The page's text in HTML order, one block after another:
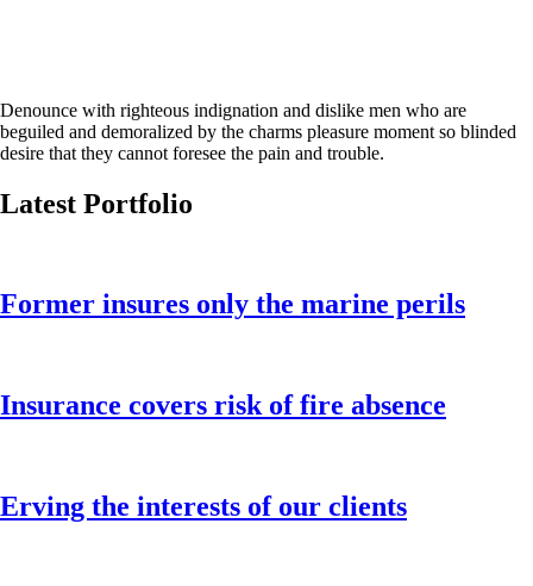
Denounce with righteous indignation and dislike men who are
beguiled and demoralized by the charms pleasure moment so blinded
desire that they cannot foresee the pain and trouble.
Latest Portfolio
Former insures only the marine perils
Insurance covers risk of fire absence
Erving the interests of our clients